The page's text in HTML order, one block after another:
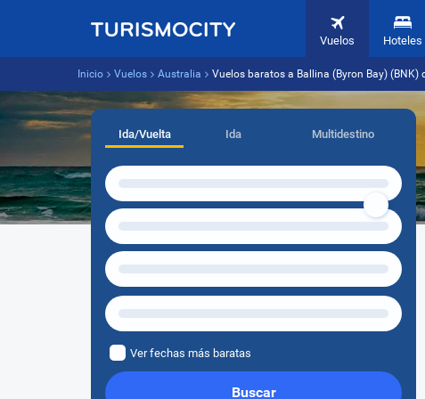
Vuelos Hoteles
Inicio Vuelos Australia Vuelos baratos a Ballina (Byron Bay) (BNK)
Ida/Vuelta Ida Multidestino
Ver fechas más baratas
Buscar